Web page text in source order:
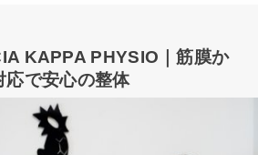
KAPPA PHYSIO｜筋膜か
応で安心の整体